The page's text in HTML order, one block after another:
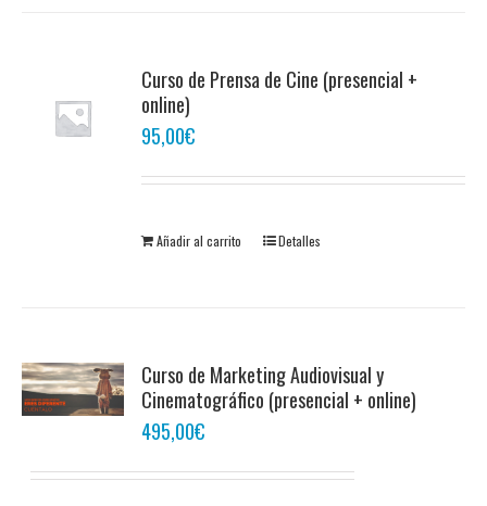
Curso de Prensa de Cine (presencial +
online)
95,00€
Añadir al carrito Detalles
Curso de Marketing Audiovisual y
Cinematográfico (presencial + online)
495,00€